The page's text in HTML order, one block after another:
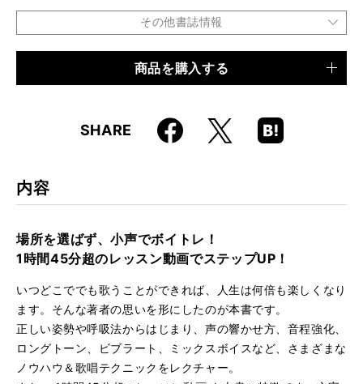
その他書誌情報
9784845635115
商品を購入する
SHARE Faceboo
k
X
Hatena
Boo
内容
場所を選ばず、小声でボイトレ！
1時間45分超のレッスン動画でステップUP！
いつどこででも歌うことができれば、人生は何倍も楽しくなり
ます。そんな著者の思いを形にしたのが本書です。
正しい姿勢や呼吸法からはじまり、声の響かせ方、音程強化、
ロングトーン、ビブラート、ミックスボイスなど、さまざまな
ノウハウ＆歌唱テクニックをレクチャー。